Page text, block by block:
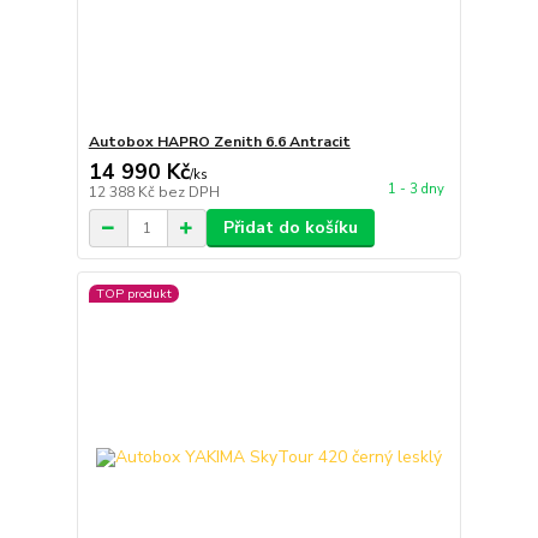
Autobox HAPRO Zenith 6.6 Antracit
14 990 Kč/ks
12 388 Kč bez DPH 1 - 3 dny
Přidat do košíku
TOP produkt